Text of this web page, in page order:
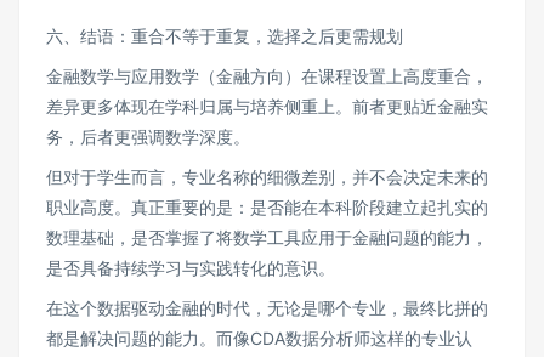
六、结语：重合不等于重复，选择之后更需规划
金融数学与应用数学（金融方向）在课程设置上高度重合，
差异更多体现在学科归属与培养侧重上。前者更贴近金融实
务，后者更强调数学深度。
但对于学生而言，专业名称的细微差别，并不会决定未来的
职业高度。真正重要的是：是否能在本科阶段建立起扎实的
数理基础，是否掌握了将数学工具应用于金融问题的能力，
是否具备持续学习与实践转化的意识。
在这个数据驱动金融的时代，无论是哪个专业，最终比拼的
都是解决问题的能力。而像CDA数据分析师这样的专业认